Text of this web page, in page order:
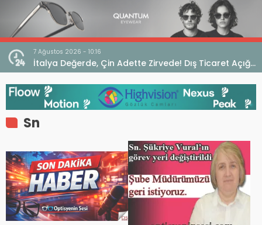
7 Ağustos 2026 - 10:16
İtalya Değerde, Çin Adette Zirvede! Dış Ticaret Açığı
Devam Ediyor
Sn